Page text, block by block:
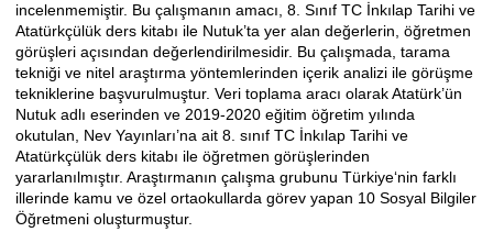
incelenmemiştir. Bu çalışmanın amacı, 8. Sınıf TC İnkılap Tarihi ve
Atatürkçülük ders kitabı ile Nutuk’ta yer alan değerlerin, öğretmen
görüşleri açısından değerlendirilmesidir. Bu çalışmada, tarama
tekniği ve nitel araştırma yöntemlerinden içerik analizi ile görüşme
tekniklerine başvurulmuştur. Veri toplama aracı olarak Atatürk’ün
Nutuk adlı eserinden ve 2019-2020 eğitim öğretim yılında
okutulan, Nev Yayınları’na ait 8. sınıf TC İnkılap Tarihi ve
Atatürkçülük ders kitabı ile öğretmen görüşlerinden
yararlanılmıştır. Araştırmanın çalışma grubunu Türkiye‘nin farklı
illerinde kamu ve özel ortaokullarda görev yapan 10 Sosyal Bilgiler
Öğretmeni oluşturmuştur.